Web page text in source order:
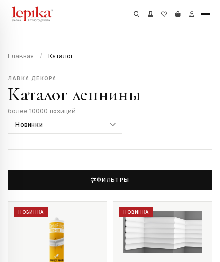
Главная / Каталог
ЛАВКА ДЕКОРА
Каталог лепнины
более 10000 позиций
ФИЛЬТРЫ
НОВИНКА НОВИНКА